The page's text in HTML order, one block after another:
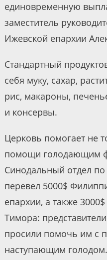
единовременную
заместитель
Ижевской епархии
Стандартный
себя муку, сахар,
рис, макароны,
и консервы.
Церковь помогает не
помощи голодающим
Синодальный отдел по
перевел 5000$
епархии, а также
Тимора:
просили помочь им с
наступающим голодом.